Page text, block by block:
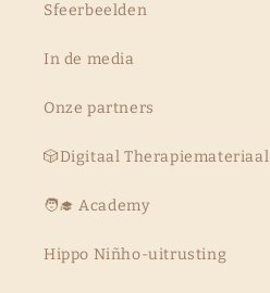
Sfeerbeelden
In de media
Onze partners
🎲Digitaal Therapiemateriaal
🧑‍🎓 Academy
Hippo Niñho-uitrusting